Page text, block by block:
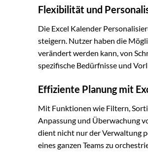
Flexibilität und
Die Excel Kalender
steigern. Nutzer haben die
verändert werden kann, von
spezifische Bedürfnisse und
Effiziente Planung mit
Mit Funktionen wie Filtern,
Anpassung und Überwachung
dient nicht nur der Verwaltung
eines ganzen Teams zu